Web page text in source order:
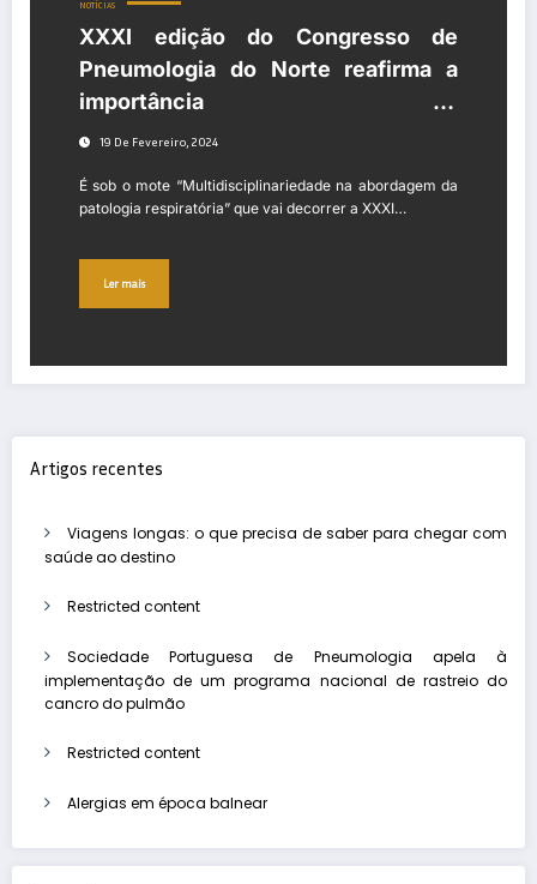
NOTÍCIAS
XXXI edição do Congresso de
Pneumologia do Norte reafirma a
importância da
multidisciplinariedade na
19 De Fevereiro, 2024
É sob o mote “Multidisciplinariedade na abordagem da
patologia respiratória” que vai decorrer a XXXI…
Ler mais
Artigos recentes
Viagens longas: o que precisa de saber para chegar com
saúde ao destino
Restricted content
Sociedade Portuguesa de Pneumologia apela à
implementação de um programa nacional de rastreio do
cancro do pulmão
Restricted content
Alergias em época balnear